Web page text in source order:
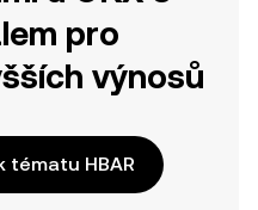
pro
výnosů
tématu HBAR